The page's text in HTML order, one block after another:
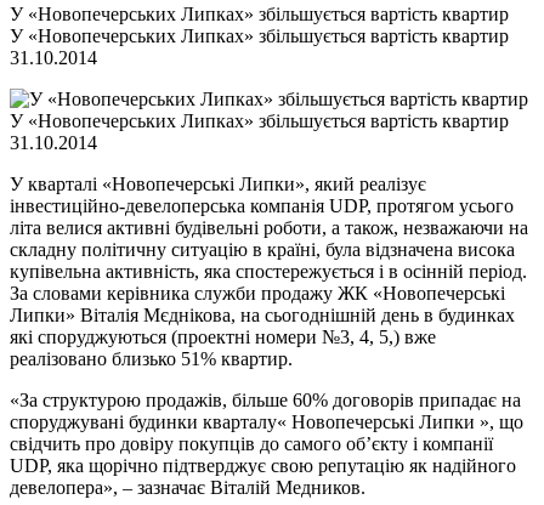
У «Новопечерських Липках» збільшується вартість квартир
У «Новопечерських Липках» збільшується вартість квартир
31.10.2014
У «Новопечерських Липках» збільшується вартість квартир
31.10.2014
У кварталі «Новопечерські Липки», який реалізує
інвестиційно-девелоперська компанія UDP, протягом усього
літа велися активні будівельні роботи, а також, незважаючи на
складну політичну ситуацію в країні, була відзначена висока
купівельна активність, яка спостережується і в осінній період.
За словами керівника служби продажу ЖК «Новопечерські
Липки» Віталія Мєднікова, на сьогоднішній день в будинках
які споруджуються (проектні номери №3, 4, 5,) вже
реалізовано близько 51% квартир.
«За структурою продажів, більше 60% договорів припадає на
споруджувані будинки кварталу« Новопечерські Липки », що
свідчить про довіру покупців до самого об’єкту і компанії
UDP, яка щорічно підтверджує свою репутацію як надійного
девелопера», – зазначає Віталій Медников.